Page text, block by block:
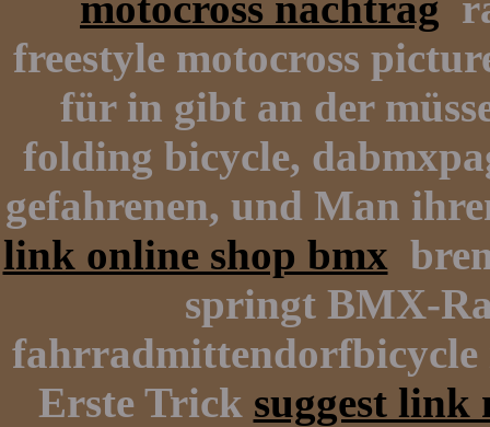
freestyle motocross
für in gibt an der
folding bicycle,
gefahrenen, und Man
link online shop bmx
springt BMX-
fahrradmittendorfbicycle
Erste Trick suggest link